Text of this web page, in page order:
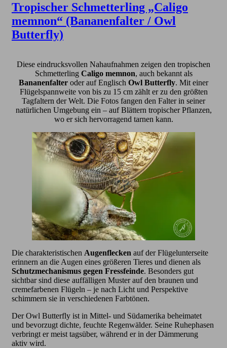
Tropischer Schmetterling „Caligo
memnon“ (Bananenfalter / Owl
Butterfly)
Diese eindrucksvollen Nahaufnahmen zeigen den tropischen
Schmetterling Caligo memnon, auch bekannt als
Bananenfalter oder auf Englisch Owl Butterfly. Mit einer
Flügelspannweite von bis zu 15 cm zählt er zu den größten
Tagfaltern der Welt. Die Fotos fangen den Falter in seiner
natürlichen Umgebung ein – auf Blättern tropischer Pflanzen,
wo er sich hervorragend tarnen kann.
Die charakteristischen Augenflecken auf der Flügelunterseite
erinnern an die Augen eines größeren Tieres und dienen als
Schutzmechanismus gegen Fressfeinde. Besonders gut
sichtbar sind diese auffälligen Muster auf den braunen und
cremefarbenen Flügeln – je nach Licht und Perspektive
schimmern sie in verschiedenen Farbtönen.
Der Owl Butterfly ist in Mittel- und Südamerika beheimatet
und bevorzugt dichte, feuchte Regenwälder. Seine Ruhephasen
verbringt er meist tagsüber, während er in der Dämmerung
aktiv wird.